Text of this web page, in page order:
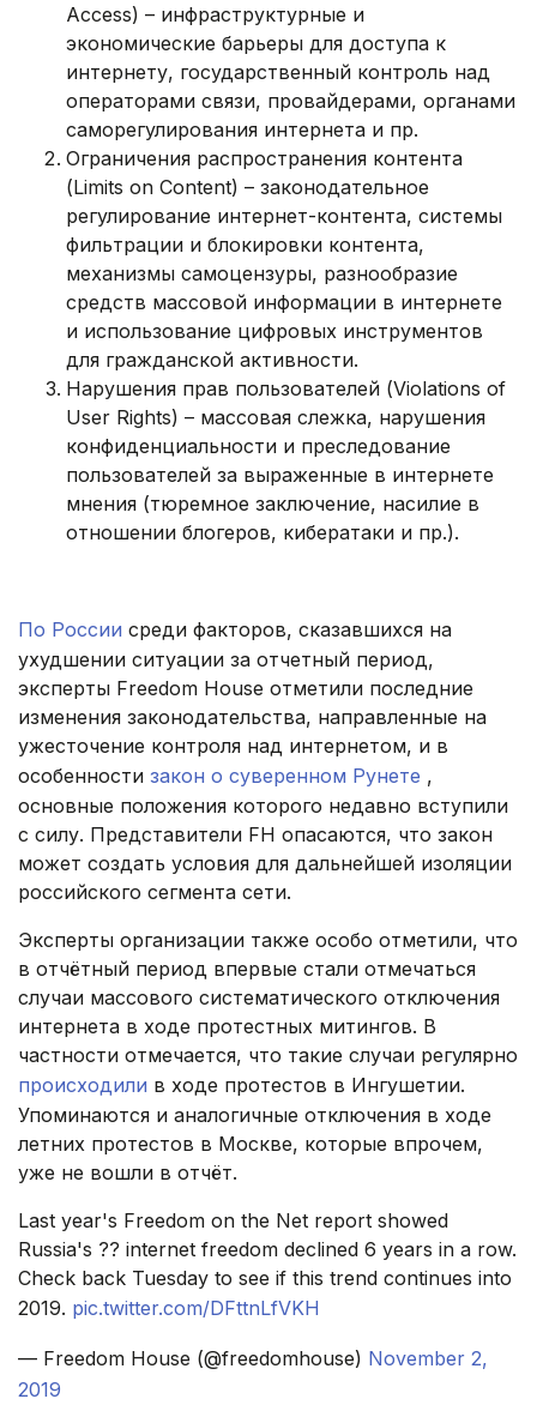
Access) – инфраструктурные и
экономические барьеры для доступа к
интернету, государственный контроль над
операторами связи, провайдерами, органами
саморегулирования интернета и пр.
Ограничения распространения контента
(Limits on Content) – законодательное
регулирование интернет-контента, системы
фильтрации и блокировки контента,
механизмы самоцензуры, разнообразие
средств массовой информации в интернете
и использование цифровых инструментов
для гражданской активности.
Нарушения прав пользователей (Violations of
User Rights) – массовая слежка, нарушения
конфиденциальности и преследование
пользователей за выраженные в интернете
мнения (тюремное заключение, насилие в
отношении блогеров, кибератаки и пр.).
По России среди факторов, сказавшихся на
ухудшении ситуации за отчетный период,
эксперты Freedom House отметили последние
изменения законодательства, направленные на
ужесточение контроля над интернетом, и в
особенности закон о суверенном Рунете ,
основные положения которого недавно вступили
с силу. Представители FH опасаются, что закон
может создать условия для дальнейшей изоляции
российского сегмента сети.
Эксперты организации также особо отметили, что
в отчётный период впервые стали отмечаться
случаи массового систематического отключения
интернета в ходе протестных митингов. В
частности отмечается, что такие случаи регулярно
происходили в ходе протестов в Ингушетии.
Упоминаются и аналогичные отключения в ходе
летних протестов в Москве, которые впрочем,
уже не вошли в отчёт.
Last year's Freedom on the Net report showed
Russia's ?? internet freedom declined 6 years in a row.
Check back Tuesday to see if this trend continues into
2019. pic.twitter.com/DFttnLfVKH
— Freedom House (@freedomhouse) November 2,
2019